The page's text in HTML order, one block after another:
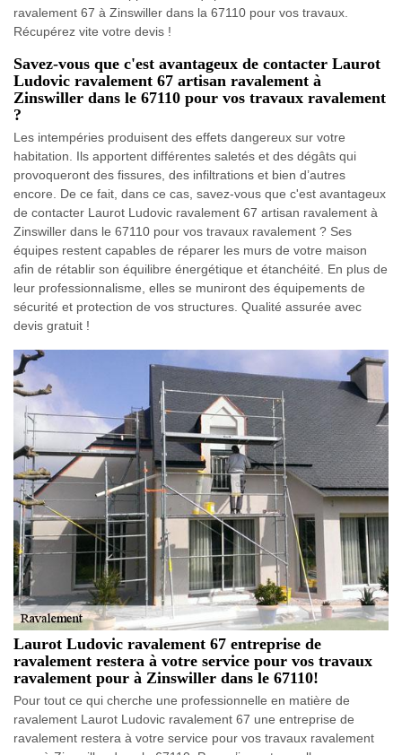
ravalement 67 à Zinswiller dans la 67110 pour vos travaux.
Récupérez vite votre devis !
Savez-vous que c'est avantageux de contacter Laurot
Ludovic ravalement 67 artisan ravalement à
Zinswiller dans le 67110 pour vos travaux ravalement
?
Les intempéries produisent des effets dangereux sur votre
habitation. Ils apportent différentes saletés et des dégâts qui
provoqueront des fissures, des infiltrations et bien d’autres
encore. De ce fait, dans ce cas, savez-vous que c'est avantageux
de contacter Laurot Ludovic ravalement 67 artisan ravalement à
Zinswiller dans le 67110 pour vos travaux ravalement ? Ses
équipes restent capables de réparer les murs de votre maison
afin de rétablir son équilibre énergétique et étanchéité. En plus de
leur professionnalisme, elles se muniront des équipements de
sécurité et protection de vos structures. Qualité assurée avec
devis gratuit !
Laurot Ludovic ravalement 67 entreprise de
ravalement restera à votre service pour vos travaux
ravalement pour à Zinswiller dans le 67110!
Pour tout ce qui cherche une professionnelle en matière de
ravalement Laurot Ludovic ravalement 67 une entreprise de
ravalement restera à votre service pour vos travaux ravalement